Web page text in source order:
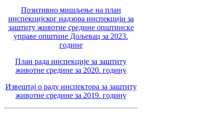
Позитивно мишљење на план
инспекцијског надзора инспекцији за
заштиту животне средине општинске
управе општине Дољевац за 2023.
године
План рада инспекције за заштиту
животне средине за 2020. годину
Извештај о раду инспектора за заштиту
животне средине за 2019. годину